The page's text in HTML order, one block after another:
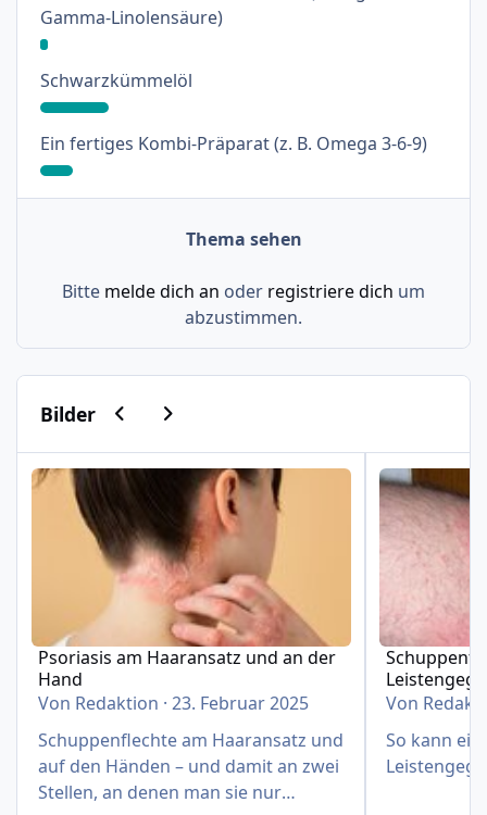
Gamma-Linolensäure): 2%
Schwarzkümmelöl: 17%
Ein fertiges Kombi-Präparat (z. B. Omega 3-6-9): 8%
Thema sehen
Bitte melde dich an oder registriere dich um
abzustimmen.
BilderVorherige Karussell-Folie
Nächste Karussell-Folie
Psoriasis am Haaransatz und an der Hand
Psoriasis am Haaransatz und an der
Hand
Von Redaktion ·23. Februar 2025
Schuppenflechte am Haaransatz und
auf den Händen – und damit an zwei
Stellen, an denen man sie nur
Von
So kann